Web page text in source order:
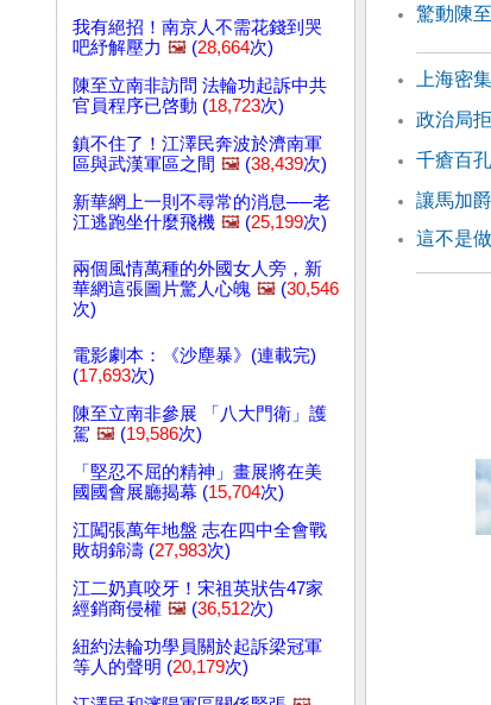
我有絕招！南京人不需花錢到哭
吧紓解壓力 🖼️ (28,664次)
陳至立南非訪問 法輪功起訴中共
官員程序已啓動 (18,723次)
鎮不住了！江澤民奔波於濟南軍
區與武漢軍區之間 🖼️ (38,439次)
新華網上一則不尋常的消息──老
江逃跑坐什麼飛機 🖼️ (25,199次)
兩個風情萬種的外國女人旁，新
華網這張圖片驚人心魄 🖼️ (30,546
次)
電影劇本：《沙塵暴》(連載完)
(17,693次)
陳至立南非參展 「八大門衛」護
駕 🖼️ (19,586次)
「堅忍不屈的精神」畫展將在美
國國會展廳揭幕 (15,704次)
江闖張萬年地盤 志在四中全會戰
敗胡錦濤 (27,983次)
江二奶真咬牙！宋祖英狀告47家
經銷商侵權 🖼️ (36,512次)
紐約法輪功學員關於起訴梁冠軍
等人的聲明 (20,179次)
驚動陳
上海密
政治局
千瘡百
讓馬加
這不是